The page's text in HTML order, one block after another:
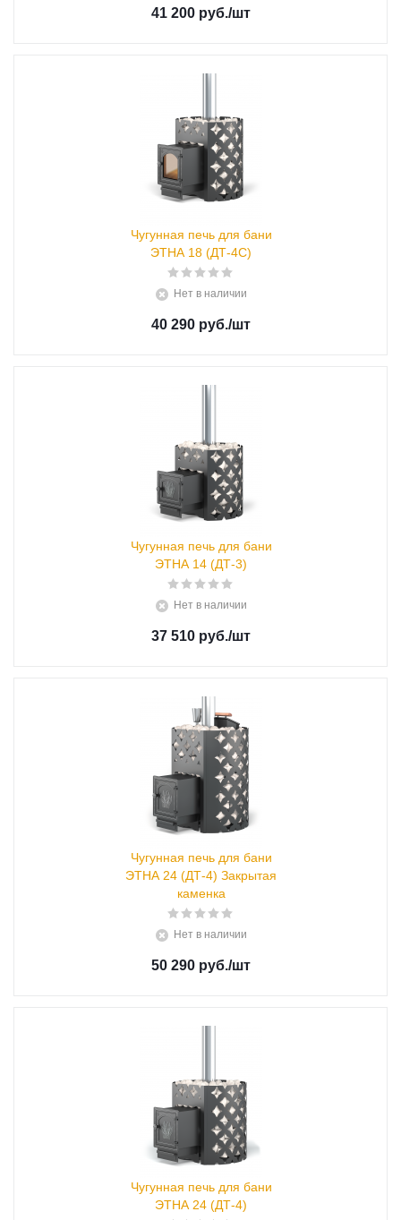
41 200 руб./шт
Чугунная печь для бани
ЭТНА 18 (ДТ-4С)
Нет в наличии
40 290 руб./шт
Чугунная печь для бани
ЭТНА 14 (ДТ-3)
Нет в наличии
37 510 руб./шт
Чугунная печь для бани
ЭТНА 24 (ДТ-4) Закрытая
каменка
Нет в наличии
50 290 руб./шт
Чугунная печь для бани
ЭТНА 24 (ДТ-4)